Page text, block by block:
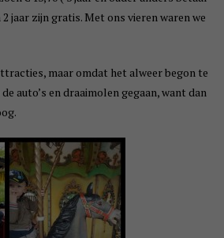
jaar zijn gratis. Met ons vieren waren we
maar omdat het alweer begon te
auto’s en draaimolen gegaan, want dan